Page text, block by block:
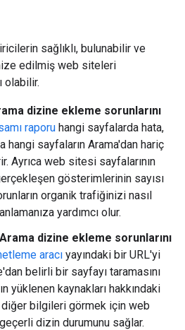
sağlıklı, bulunabilir ve
edilmiş web siteleri
olabilir.
dizine ekleme sorunlarını
raporu hangi sayfalarda hata,
hangi sayfaların Arama'dan hariç
Ayrıca web sitesi sayfalarının
gösterimlerinin sayısı
organik trafiğinizi nasıl
yardımcı olur.
dizine ekleme sorunlarını
aracı yayındaki bir URL'yi
belirli bir sayfayı taramasını
yüklenen kaynakları hakkındaki
diğer bilgileri görmek için web
dizin durumunu sağlar.